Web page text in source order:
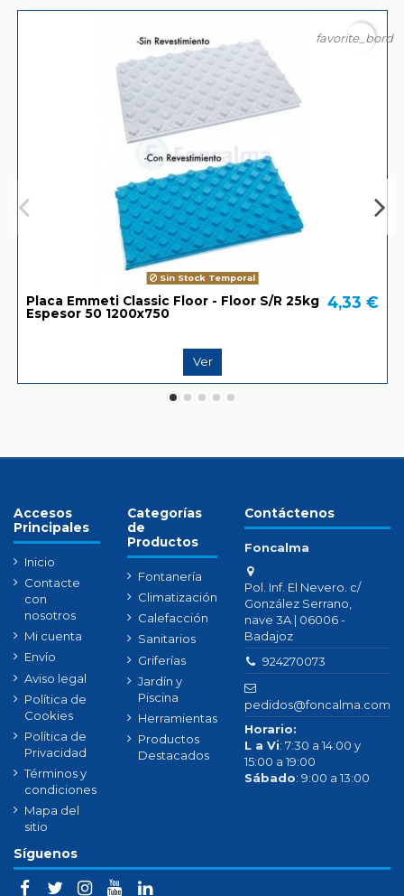
Sin Stock Temporal
Placa Emmeti Classic Floor - Floor S/R 25kg
Espesor 50 1200x750
4,33 €
Ver
Accesos
Principales
Inicio
Contacte
con
nosotros
Mi cuenta
Envío
Aviso legal
Política de
Cookies
Política de
Privacidad
Términos y
condiciones
Mapa del
sitio
Categorías
de
Productos
Fontanería
Climatización
Calefacción
Sanitarios
Griferías
Jardín y
Piscina
Herramientas
Productos
Destacados
Contáctenos
Foncalma
Pol. Inf. El Nevero. c/
González Serrano,
nave 3A | 06006 -
Badajoz
924270073
pedidos@foncalma.com
Horario:
L a Vi: 7:30 a 14:00 y
15:00 a 19:00
Sábado: 9:00 a 13:00
Síguenos